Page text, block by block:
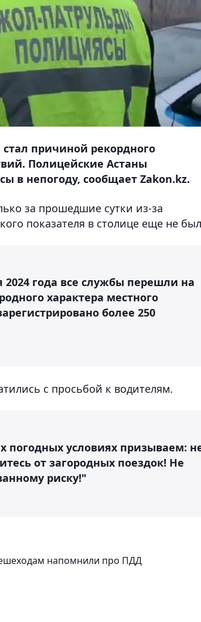
причиной рекордного
Полицейские Астаны
в непогоду, сообщает Zakon.kz.
за прошедшие сутки из-за
показателя в столице еще не
года все службы перешли на
характера местного
более 250
с просьбой к водителям.
условиях призываем:
от загородных поездок! Не
риску!"
напомнили про ПДД